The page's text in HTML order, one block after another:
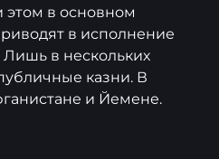
этом в основном
в исполнение
Лишь в нескольких
казни. В
и Йемене.